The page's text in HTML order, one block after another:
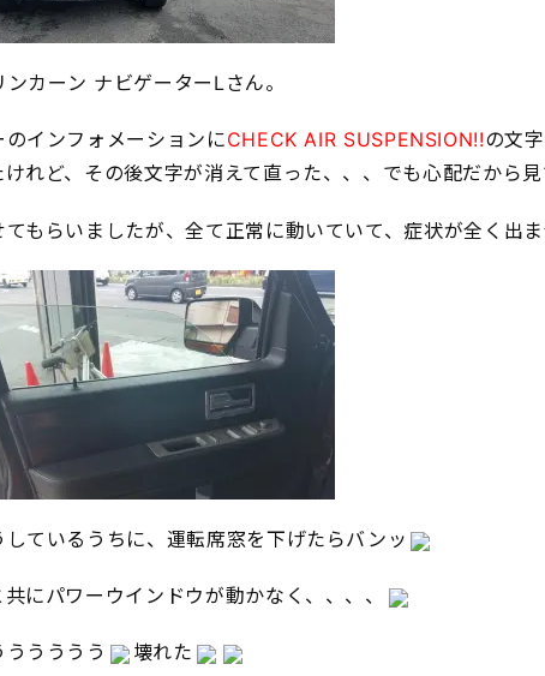
カーン ナビゲーターLさん。
のインフォメーションにCHECK AIR SUSPENSION!!の文
けれど、その後文字が消えて直った、、、でも心配だから
てもらいましたが、全て正常に動いていて、症状が全く出
しているうちに、運転席窓を下げたらバンッ
共にパワーウインドウが動かなく、、、、
ううううう 壊れた